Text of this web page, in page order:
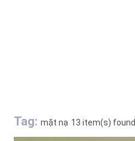
Tag: mặt nạ 13 item(s) found